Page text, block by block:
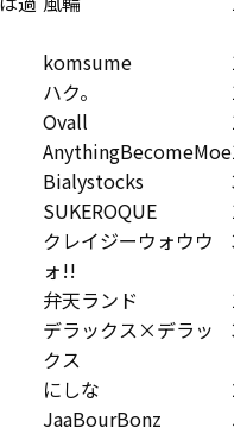
komsume
ハク。
Ovall
AnythingBecomeMoe
Bialystocks
SUKEROQUE
クレイジーウォウウ
ォ!!
弁天ランド
デラックス×デラッ
クス
にしな
JaaBourBonz